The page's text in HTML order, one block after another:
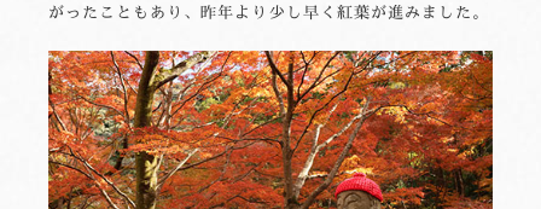
がったこともあり、昨年より少し早く紅葉が進みました。